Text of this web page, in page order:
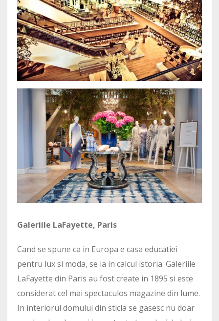
Galeriile LaFayette, Paris
Cand se spune ca in Europa e casa educatiei
pentru lux si moda, se ia in calcul istoria. Galeriile
LaFayette din Paris au fost create in 1895 si este
considerat cel mai spectaculos magazine din lume.
In interiorul domului din sticla se gasesc nu doar